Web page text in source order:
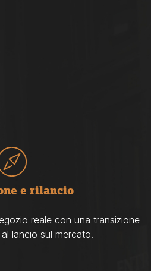
e rilancio
reale con una transizione
lancio sul mercato.